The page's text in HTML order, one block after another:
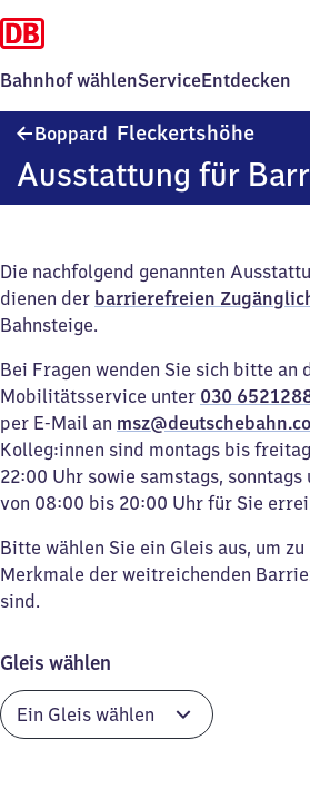
Bahnhof wählenServiceEntdecken
Boppard Fleckertshöhe
Ausstattung für
Die nachfolgend genannten
dienen der barrierefreien
Bahnsteige.
Bei Fragen wenden Sie sich bitte an
Mobilitätsservice unter 030
per E-Mail an
Kolleg:innen sind montags bis
22:00 Uhr sowie samstags, sonntags
von 08:00 bis 20:00 Uhr für Sie
Bitte wählen Sie ein Gleis aus, um
Merkmale der weitreichenden
sind.
Gleis wählen